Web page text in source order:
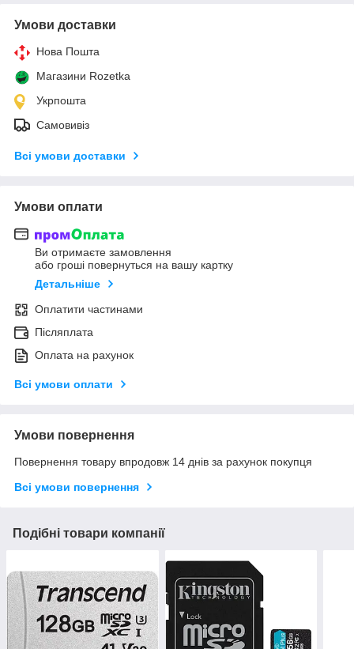
Умови доставки
Нова Пошта
Магазини Rozetka
Укрпошта
Самовивіз
Всі умови доставки
Умови оплати
Ви отримаєте замовлення
або гроші повернуться на вашу картку
Детальніше
Оплатити частинами
Післяплата
Оплата на рахунок
Всі умови оплати
Умови повернення
Повернення товару впродовж 14 днів за рахунок покупця
Всі умови повернення
Подібні товари компанії